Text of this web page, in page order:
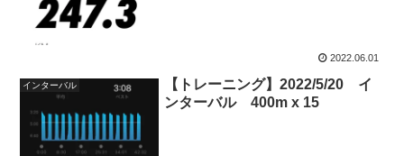
2022.06.01
インターバル
【トレーニング】2022/5/20 イ
ンターバル 400m x 15